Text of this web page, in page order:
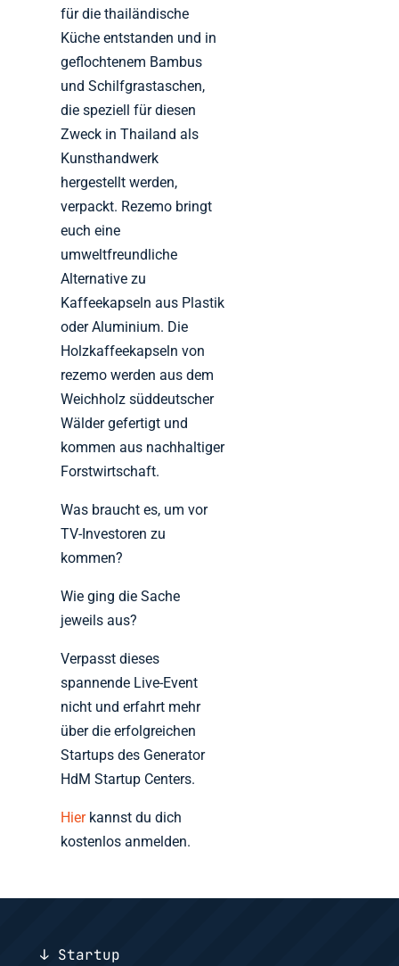
für die thailändische
Küche entstanden und in
geflochtenem Bambus
und Schilfgrastaschen,
die speziell für diesen
Zweck in Thailand als
Kunsthandwerk
hergestellt werden,
verpackt. Rezemo bringt
euch eine
umweltfreundliche
Alternative zu
Kaffeekapseln aus Plastik
oder Aluminium. Die
Holzkaffeekapseln von
rezemo werden aus dem
Weichholz süddeutscher
Wälder gefertigt und
kommen aus nachhaltiger
Forstwirtschaft.
Was braucht es, um vor
TV-Investoren zu
kommen?
Wie ging die Sache
jeweils aus?
Verpasst dieses
spannende Live-Event
nicht und erfahrt mehr
über die erfolgreichen
Startups des Generator
HdM Startup Centers.
Hierkannst du dich
kostenlos anmelden.
↓ Startup